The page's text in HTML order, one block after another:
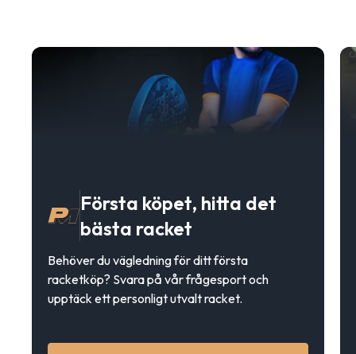
Första köpet, hitta det
bästa racket
Behöver du vägledning för ditt första
racketköp? Svara på vår frågesport och
upptäck ett personligt utvalt racket.